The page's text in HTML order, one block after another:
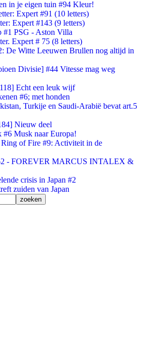
in je eigen tuin #94 Kleur!
Expert #91 (10 letters)
Expert #143 (9 letters)
#1 PSG - Aston Villa
Expert # 75 (8 letters)
De Witte Leeuwen Brullen nog altijd in
Divisie] #44 Vitesse mag weg
Echt een leuk wijf
#6; met honden
Turkije en Saudi-Arabië bevat art.5
Nieuw deel
Musk naar Europa!
of Fire #9: Activiteit in de
- FOREVER MARCUS INTALEX &
crisis in Japan #2
zuiden van Japan